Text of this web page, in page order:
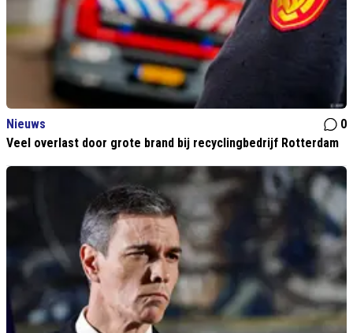
Nieuws
0
Veel overlast door grote brand bij recyclingbedrijf Rotterdam